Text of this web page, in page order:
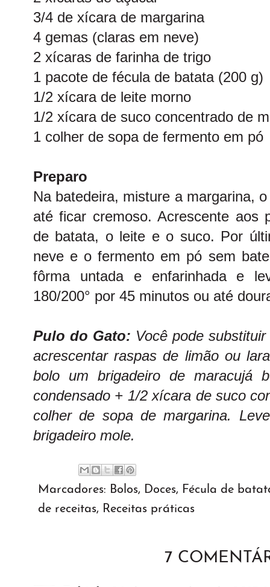
3/4 de xícara de margarina
4 gemas (claras em neve)
2 xícaras de farinha de trigo
1 pacote de fécula de batata (200 g)
1/2 xícara de leite morno
1/2 xícara de suco concentrado de
1 colher de sopa de fermento em pó
Preparo
Na batedeira, misture a margarina,
até ficar cremoso. Acrescente aos
de batata, o leite e o suco. Por
neve e o fermento em pó sem
fôrma untada e enfarinhada e
180/200° por 45 minutos ou até
Pulo do Gato: Você pode
acrescentar raspas de limão ou
bolo um brigadeiro de maracujá
condensado + 1/2 xícara de suco
colher de sopa de margarina.
brigadeiro mole.
Marcadores: Bolos, Doces, Fécula de
de receitas, Receitas práticas
7